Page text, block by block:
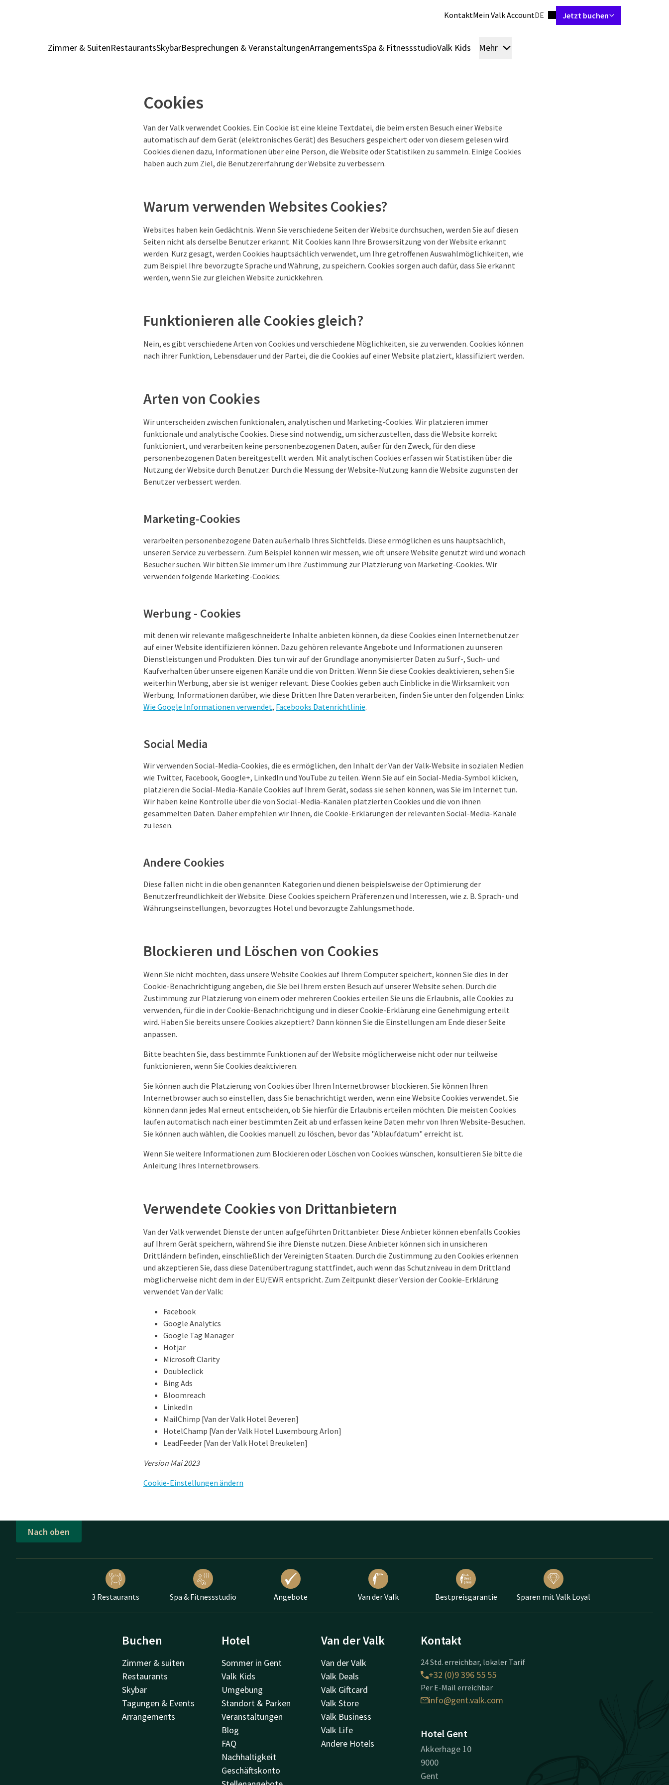
KontaktMein Valk AccountSprache einstellen
DE Jetzt buchen
Zimmer & SuitenRestaurantsSkybarBesprechungen & VeranstaltungenArrangementsSpa & FitnessstudioValk Kids Mehr
Cookies
Van der Valk verwendet Cookies. Ein Cookie ist eine kleine Textdatei, die beim ersten Besuch einer Website
automatisch auf dem Gerät (elektronisches Gerät) des Besuchers gespeichert oder von diesem gelesen wird.
Cookies dienen dazu, Informationen über eine Person, die Website oder Statistiken zu sammeln. Einige Cookies
haben auch zum Ziel, die Benutzererfahrung der Website zu verbessern.
Warum verwenden Websites Cookies?
Websites haben kein Gedächtnis. Wenn Sie verschiedene Seiten der Website durchsuchen, werden Sie auf diesen
Seiten nicht als derselbe Benutzer erkannt. Mit Cookies kann Ihre Browsersitzung von der Website erkannt
werden. Kurz gesagt, werden Cookies hauptsächlich verwendet, um Ihre getroffenen Auswahlmöglichkeiten, wie
zum Beispiel Ihre bevorzugte Sprache und Währung, zu speichern. Cookies sorgen auch dafür, dass Sie erkannt
werden, wenn Sie zur gleichen Website zurückkehren.
Funktionieren alle Cookies gleich?
Nein, es gibt verschiedene Arten von Cookies und verschiedene Möglichkeiten, sie zu verwenden. Cookies können
nach ihrer Funktion, Lebensdauer und der Partei, die die Cookies auf einer Website platziert, klassifiziert werden.
Arten von Cookies
Wir unterscheiden zwischen funktionalen, analytischen und Marketing-Cookies. Wir platzieren immer
funktionale und analytische Cookies. Diese sind notwendig, um sicherzustellen, dass die Website korrekt
funktioniert, und verarbeiten keine personenbezogenen Daten, außer für den Zweck, für den diese
personenbezogenen Daten bereitgestellt werden. Mit analytischen Cookies erfassen wir Statistiken über die
Nutzung der Website durch Benutzer. Durch die Messung der Website-Nutzung kann die Website zugunsten der
Benutzer verbessert werden.
Marketing-Cookies
verarbeiten personenbezogene Daten außerhalb Ihres Sichtfelds. Diese ermöglichen es uns hauptsächlich,
unseren Service zu verbessern. Zum Beispiel können wir messen, wie oft unsere Website genutzt wird und wonach
Besucher suchen. Wir bitten Sie immer um Ihre Zustimmung zur Platzierung von Marketing-Cookies. Wir
verwenden folgende Marketing-Cookies:
Werbung - Cookies
mit denen wir relevante maßgeschneiderte Inhalte anbieten können, da diese Cookies einen Internetbenutzer
auf einer Website identifizieren können. Dazu gehören relevante Angebote und Informationen zu unseren
Dienstleistungen und Produkten. Dies tun wir auf der Grundlage anonymisierter Daten zu Surf-, Such- und
Kaufverhalten über unsere eigenen Kanäle und die von Dritten. Wenn Sie diese Cookies deaktivieren, sehen Sie
weiterhin Werbung, aber sie ist weniger relevant. Diese Cookies geben auch Einblicke in die Wirksamkeit von
Werbung. Informationen darüber, wie diese Dritten Ihre Daten verarbeiten, finden Sie unter den folgenden Links:
Wie Google Informationen verwendet, Facebooks Datenrichtlinie.
Social Media
Wir verwenden Social-Media-Cookies, die es ermöglichen, den Inhalt der Van der Valk-Website in sozialen Medien
wie Twitter, Facebook, Google+, LinkedIn und YouTube zu teilen. Wenn Sie auf ein Social-Media-Symbol klicken,
platzieren die Social-Media-Kanäle Cookies auf Ihrem Gerät, sodass sie sehen können, was Sie im Internet tun.
Wir haben keine Kontrolle über die von Social-Media-Kanälen platzierten Cookies und die von ihnen
gesammelten Daten. Daher empfehlen wir Ihnen, die Cookie-Erklärungen der relevanten Social-Media-Kanäle
zu lesen.
Andere Cookies
Diese fallen nicht in die oben genannten Kategorien und dienen beispielsweise der Optimierung der
Benutzerfreundlichkeit der Website. Diese Cookies speichern Präferenzen und Interessen, wie z. B. Sprach- und
Währungseinstellungen, bevorzugtes Hotel und bevorzugte Zahlungsmethode.
Blockieren und Löschen von Cookies
Wenn Sie nicht möchten, dass unsere Website Cookies auf Ihrem Computer speichert, können Sie dies in der
Cookie-Benachrichtigung angeben, die Sie bei Ihrem ersten Besuch auf unserer Website sehen. Durch die
Zustimmung zur Platzierung von einem oder mehreren Cookies erteilen Sie uns die Erlaubnis, alle Cookies zu
verwenden, für die in der Cookie-Benachrichtigung und in dieser Cookie-Erklärung eine Genehmigung erteilt
wird. Haben Sie bereits unsere Cookies akzeptiert? Dann können Sie die Einstellungen am Ende dieser Seite
anpassen.
Bitte beachten Sie, dass bestimmte Funktionen auf der Website möglicherweise nicht oder nur teilweise
funktionieren, wenn Sie Cookies deaktivieren.
Sie können auch die Platzierung von Cookies über Ihren Internetbrowser blockieren. Sie können Ihren
Internetbrowser auch so einstellen, dass Sie benachrichtigt werden, wenn eine Website Cookies verwendet. Sie
können dann jedes Mal erneut entscheiden, ob Sie hierfür die Erlaubnis erteilen möchten. Die meisten Cookies
laufen automatisch nach einer bestimmten Zeit ab und erfassen keine Daten mehr von Ihren Website-Besuchen.
Sie können auch wählen, die Cookies manuell zu löschen, bevor das "Ablaufdatum" erreicht ist.
Wenn Sie weitere Informationen zum Blockieren oder Löschen von Cookies wünschen, konsultieren Sie bitte die
Anleitung Ihres Internetbrowsers.
Verwendete Cookies von Drittanbietern
Van der Valk verwendet Dienste der unten aufgeführten Drittanbieter. Diese Anbieter können ebenfalls Cookies
auf Ihrem Gerät speichern, während Sie ihre Dienste nutzen. Diese Anbieter können sich in unsicheren
Drittländern befinden, einschließlich der Vereinigten Staaten. Durch die Zustimmung zu den Cookies erkennen
und akzeptieren Sie, dass diese Datenübertragung stattfindet, auch wenn das Schutzniveau in dem Drittland
möglicherweise nicht dem in der EU/EWR entspricht. Zum Zeitpunkt dieser Version der Cookie-Erklärung
verwendet Van der Valk:
Facebook
Google Analytics
Google Tag Manager
Hotjar
Microsoft Clarity
Doubleclick
Bing Ads
Bloomreach
LinkedIn
MailChimp [Van der Valk Hotel Beveren]
HotelChamp [Van der Valk Hotel Luxembourg Arlon]
LeadFeeder [Van der Valk Hotel Breukelen]
Version Mai 2023
Cookie-Einstellungen ändern
Nach oben
3 Restaurants Spa & Fitnessstudio Angebote Van der Valk Bestpreisgarantie Sparen mit Valk Loyal
Buchen
Zimmer & suiten
Restaurants
Skybar
Tagungen & Events
Arrangements
Hotel
Sommer in Gent
Valk Kids
Umgebung
Standort & Parken
Veranstaltungen
Blog
FAQ
Nachhaltigkeit
Geschäftskonto
Van der Valk
Van der Valk
Valk Deals
Valk Giftcard
Valk Store
Valk Business
Valk Life
Andere Hotels
Kontakt
24 Std. erreichbar, lokaler Tarif
+32 (0)9 396 55 55
Per E-Mail erreichbar
info@gent.valk.com
Hotel Gent
Akkerhage 10
9000
Gent